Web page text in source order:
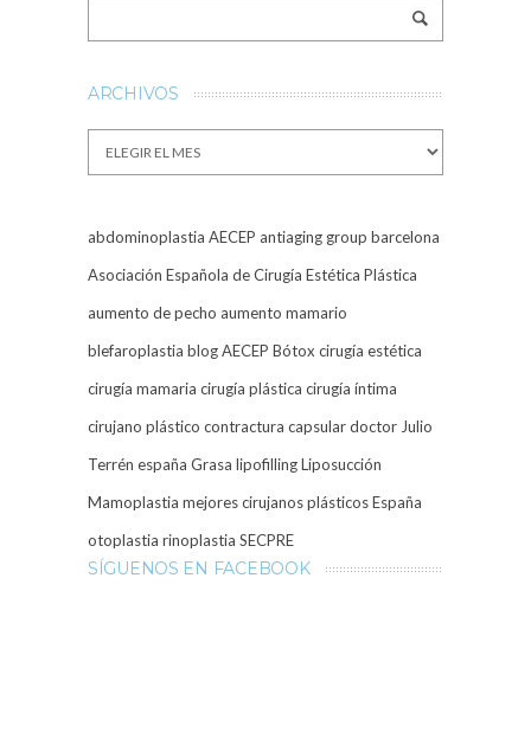
ARCHIVOS
Archivos
abdominoplastia AECEP antiaging group barcelona
Asociación Española de Cirugía Estética Plástica
aumento de pecho aumento mamario
blefaroplastia blog AECEP Bótox cirugía estética
cirugía mamaria cirugía plástica cirugía íntima
cirujano plástico contractura capsulardoctor Julio
Terrén españa Grasa lipofillingLiposucción
Mamoplastia mejores cirujanos plásticos España
otoplastia rinoplastia SECPRE
SÍGUENOS EN FACEBOOK